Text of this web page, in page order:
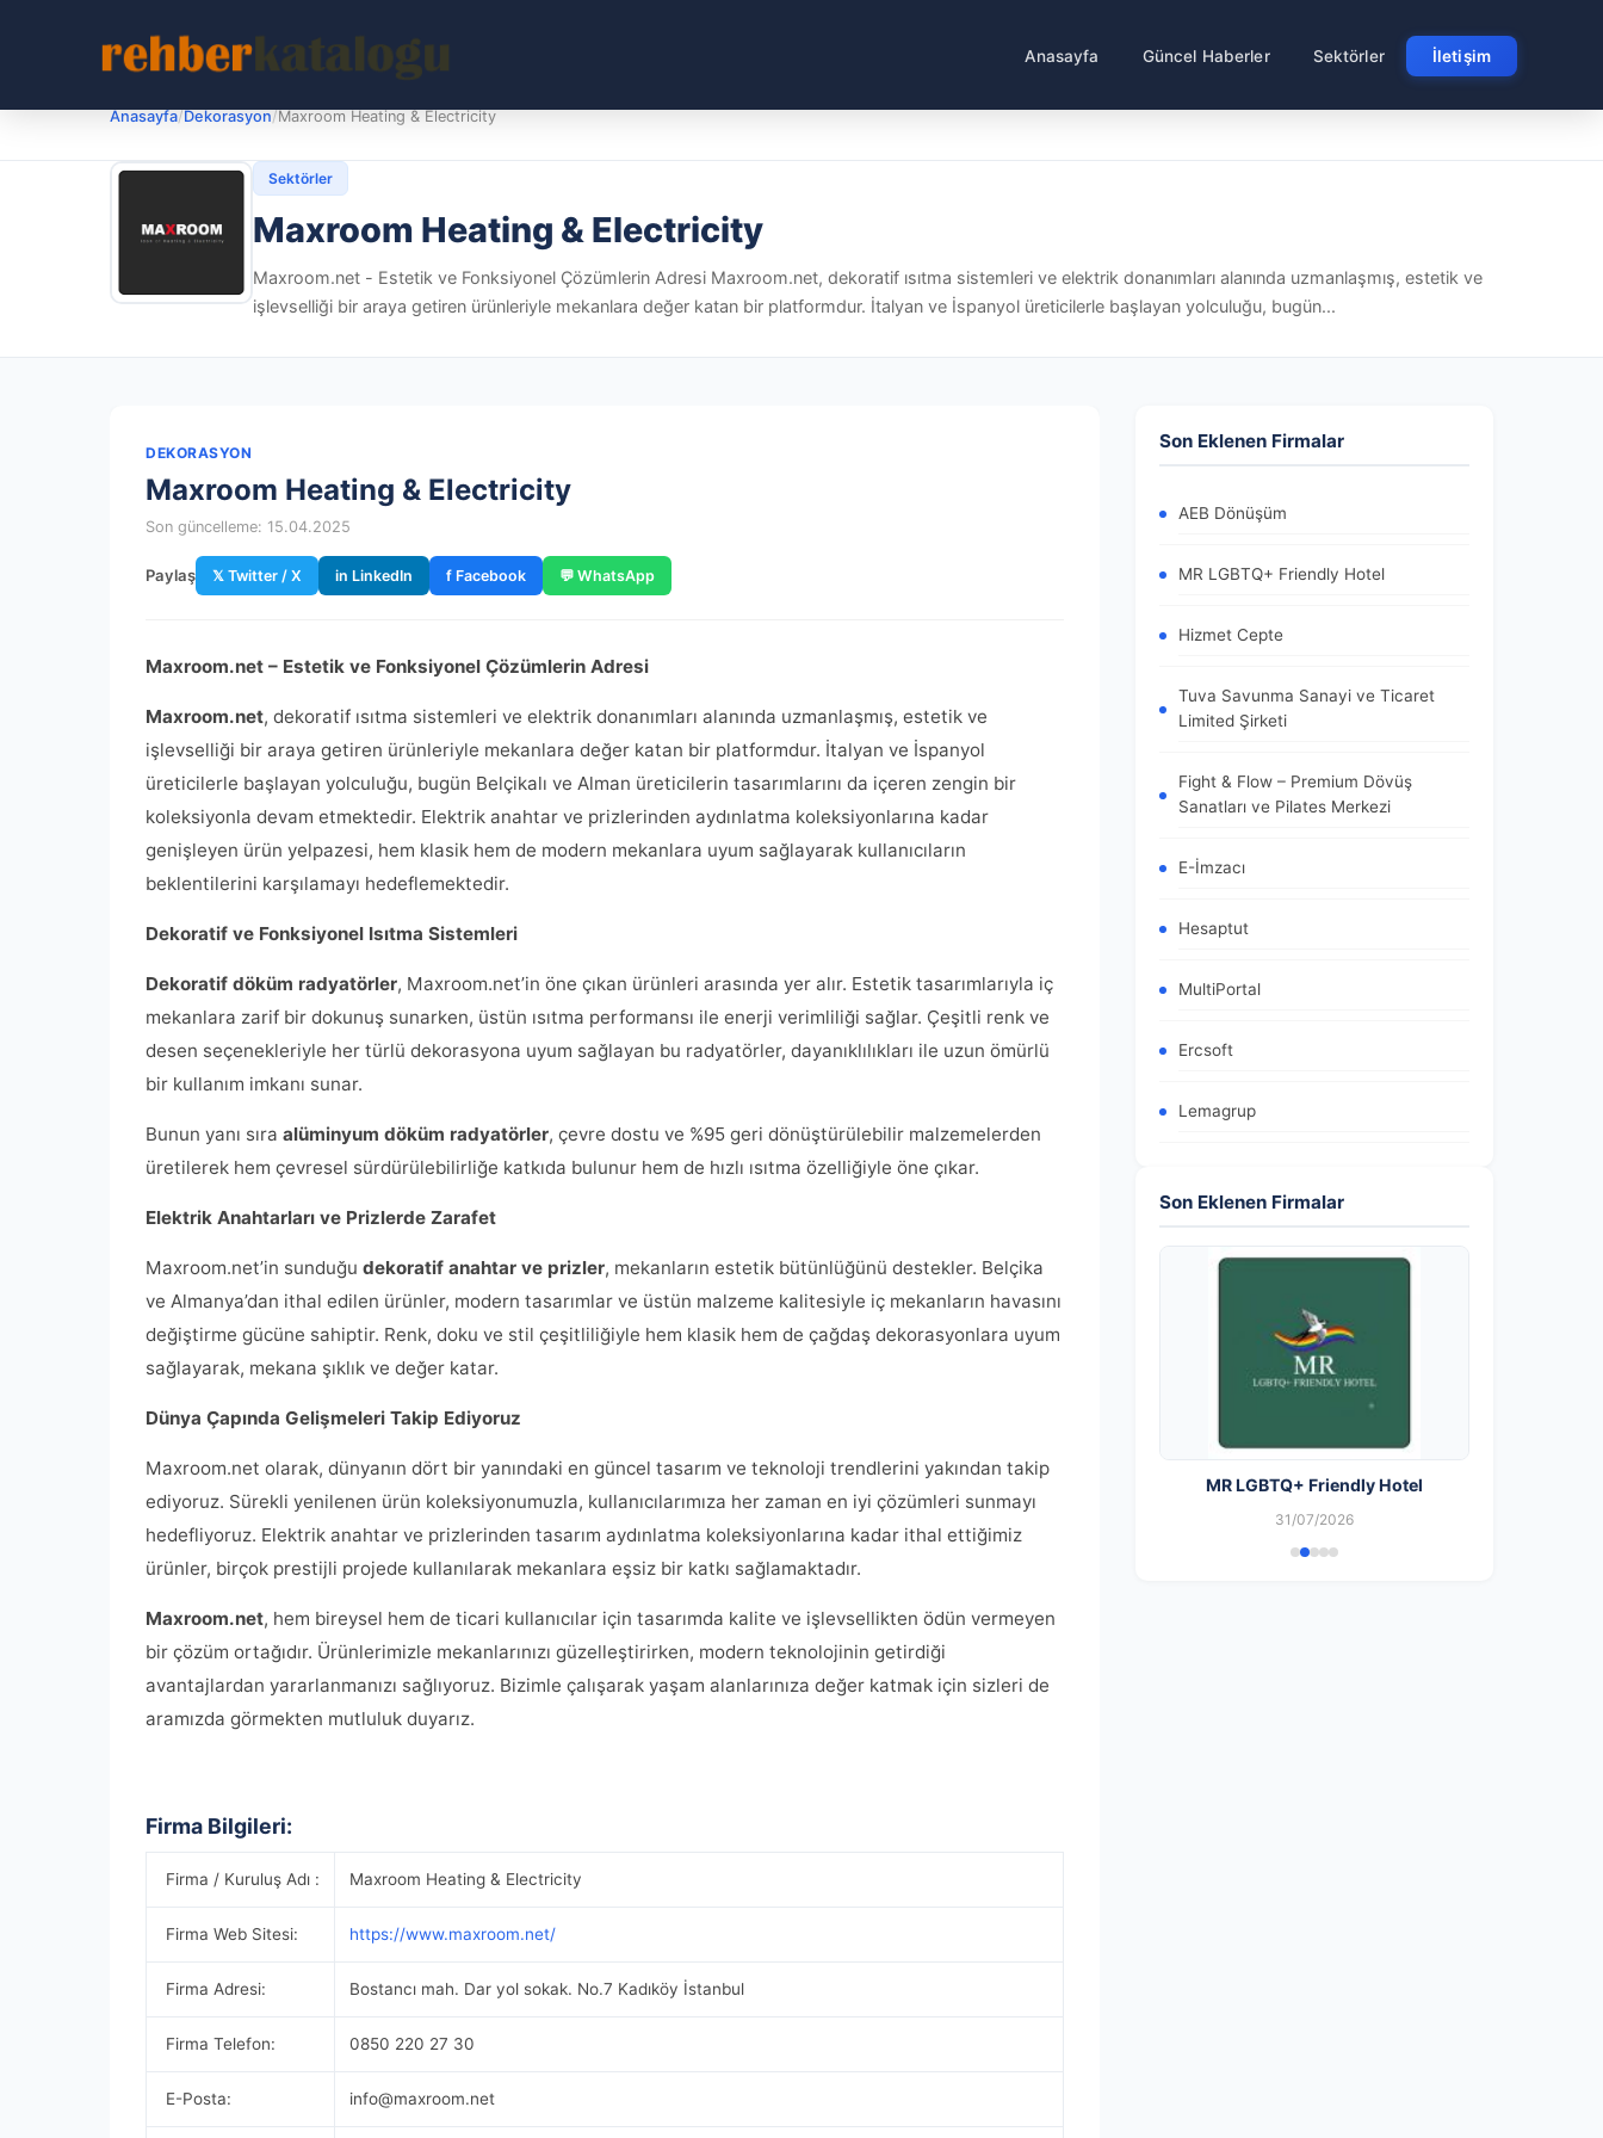
Anasayfa Güncel Haberler Sektörler İletişim
Anasayfa/Dekorasyon/Maxroom Heating & Electricity
Sektörler
Maxroom Heating & Electricity
Maxroom.net - Estetik ve Fonksiyonel Çözümlerin Adresi Maxroom.net, dekoratif ısıtma sistemleri ve elektrik donanımları alanında uzmanlaşmış, estetik ve
işlevselliği bir araya getiren ürünleriyle mekanlara değer katan bir platformdur. İtalyan ve İspanyol üreticilerle başlayan yolculuğu, bugün...
DEKORASYON
Maxroom Heating & Electricity
Son güncelleme: 15.04.2025
Paylaş 𝕏 Twitter / X in LinkedIn f Facebook 💬 WhatsApp
Maxroom.net – Estetik ve Fonksiyonel Çözümlerin Adresi
Maxroom.net, dekoratif ısıtma sistemleri ve elektrik donanımları alanında uzmanlaşmış, estetik ve
işlevselliği bir araya getiren ürünleriyle mekanlara değer katan bir platformdur. İtalyan ve İspanyol
üreticilerle başlayan yolculuğu, bugün Belçikalı ve Alman üreticilerin tasarımlarını da içeren zengin bir
koleksiyonla devam etmektedir. Elektrik anahtar ve prizlerinden aydınlatma koleksiyonlarına kadar
genişleyen ürün yelpazesi, hem klasik hem de modern mekanlara uyum sağlayarak kullanıcıların
beklentilerini karşılamayı hedeflemektedir.
Dekoratif ve Fonksiyonel Isıtma Sistemleri
Dekoratif döküm radyatörler, Maxroom.net’in öne çıkan ürünleri arasında yer alır. Estetik tasarımlarıyla iç
mekanlara zarif bir dokunuş sunarken, üstün ısıtma performansı ile enerji verimliliği sağlar. Çeşitli renk ve
desen seçenekleriyle her türlü dekorasyona uyum sağlayan bu radyatörler, dayanıklılıkları ile uzun ömürlü
bir kullanım imkanı sunar.
Bunun yanı sıra alüminyum döküm radyatörler, çevre dostu ve %95 geri dönüştürülebilir malzemelerden
üretilerek hem çevresel sürdürülebilirliğe katkıda bulunur hem de hızlı ısıtma özelliğiyle öne çıkar.
Elektrik Anahtarları ve Prizlerde Zarafet
Maxroom.net’in sunduğu dekoratif anahtar ve prizler, mekanların estetik bütünlüğünü destekler. Belçika
ve Almanya’dan ithal edilen ürünler, modern tasarımlar ve üstün malzeme kalitesiyle iç mekanların havasını
değiştirme gücüne sahiptir. Renk, doku ve stil çeşitliliğiyle hem klasik hem de çağdaş dekorasyonlara uyum
sağlayarak, mekana şıklık ve değer katar.
Dünya Çapında Gelişmeleri Takip Ediyoruz
Maxroom.net olarak, dünyanın dört bir yanındaki en güncel tasarım ve teknoloji trendlerini yakından takip
ediyoruz. Sürekli yenilenen ürün koleksiyonumuzla, kullanıcılarımıza her zaman en iyi çözümleri sunmayı
hedefliyoruz. Elektrik anahtar ve prizlerinden tasarım aydınlatma koleksiyonlarına kadar ithal ettiğimiz
ürünler, birçok prestijli projede kullanılarak mekanlara eşsiz bir katkı sağlamaktadır.
Maxroom.net, hem bireysel hem de ticari kullanıcılar için tasarımda kalite ve işlevsellikten ödün vermeyen
bir çözüm ortağıdır. Ürünlerimizle mekanlarınızı güzelleştirirken, modern teknolojinin getirdiği
avantajlardan yararlanmanızı sağlıyoruz. Bizimle çalışarak yaşam alanlarınıza değer katmak için sizleri de
aramızda görmekten mutluluk duyarız.
Firma Bilgileri:
Firma / Kuruluş Adı : Maxroom Heating & Electricity
Firma Web Sitesi: https://www.maxroom.net/
Firma Adresi: Bostancı mah. Dar yol sokak. No.7 Kadıköy İstanbul
Firma Telefon: 0850 220 27 30
E-Posta: info@maxroom.net
Son Eklenen Firmalar
AEB Dönüşüm
MR LGBTQ+ Friendly Hotel
Hizmet Cepte
Tuva Savunma Sanayi ve Ticaret
Limited Şirketi
Fight & Flow – Premium Dövüş
Sanatları ve Pilates Merkezi
E-İmzacı
Hesaptut
MultiPortal
Ercsoft
Lemagrup
Son Eklenen Firmalar
MR LGBTQ+ Friendly Hotel
31/07/2026